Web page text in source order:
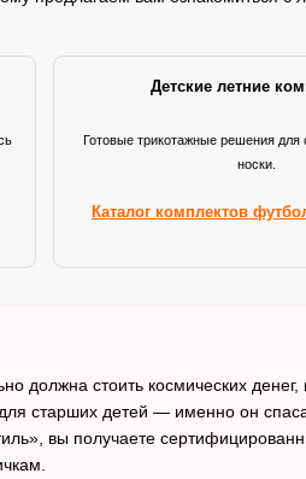
Детские летние
Готовые трикотажные решения для
носки.
Каталог комплектов
должна стоить космических
старших детей — именно он
вы получаете